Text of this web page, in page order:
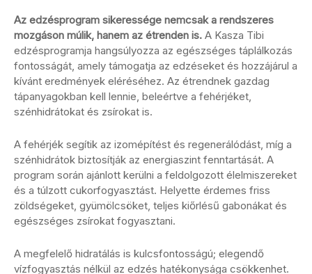
Az edzésprogram sikeressége nemcsak a rendszeres
mozgáson múlik, hanem az étrenden is. A Kasza Tibi
edzésprogramja hangsúlyozza az egészséges táplálkozás
fontosságát, amely támogatja az edzéseket és hozzájárul a
kívánt eredmények eléréséhez. Az étrendnek gazdag
tápanyagokban kell lennie, beleértve a fehérjéket,
szénhidrátokat és zsírokat is.
A fehérjék segítik az izomépítést és regenerálódást, míg a
szénhidrátok biztosítják az energiaszint fenntartását. A
program során ajánlott kerülni a feldolgozott élelmiszereket
és a túlzott cukorfogyasztást. Helyette érdemes friss
zöldségeket, gyümölcsöket, teljes kiőrlésű gabonákat és
egészséges zsírokat fogyasztani.
A megfelelő hidratálás is kulcsfontosságú; elegendő
vízfogyasztás nélkül az edzés hatékonysága csökkenhet.